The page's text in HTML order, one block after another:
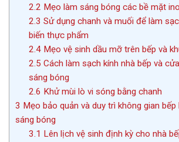
2.2 Mẹo làm sáng bóng các bề mặt
2.3 Sử dụng chanh và muối để làm
biến thực phẩm
2.4Mẹo vệ sinh dầu mỡ trên bếp và
2.5 Cách làm sạch kính nhà bếp và
sáng bóng
2.6 Khử mùi lò vi sóng bằng chanh
3 Mẹo bảo quản và duy trì không gian
sáng bóng
3.1 Lên lịch vệ sinh định kỳ cho nhà